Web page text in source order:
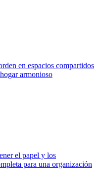
en espacios compartidos
armonioso
el papel y los
para una organización